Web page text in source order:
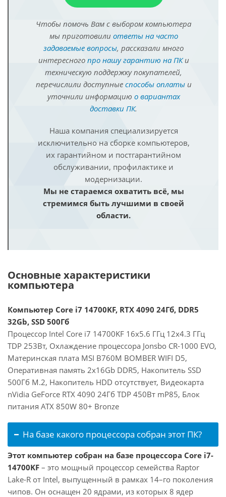
Чтобы помочь Вам с выбором компьютера
мы приготовили ответы на часто
задаваемые вопросы, рассказали много
интересного про нашу гарантию на ПКи
техническую поддержку покупателей,
перечислили доступные способы оплатыи
уточнили информацию о вариантах
доставки ПК.
Наша компания специализируется
исключительно на сборке компьютеров,
их гарантийном и постгарантийном
обслуживании, профилактике и
модернизации.
Мы не стараемся охватить всё, мы
стремимся быть лучшими в своей
области.
Основные характеристики
компьютера
Компьютер Core i7 14700KF, RTX 4090 24Гб, DDR5
32Gb, SSD 500Гб
Процессор Intel Core i7 14700KF 16x5.6 ГГц 12x4.3 ГГц
TDP 253Вт, Охлаждение процессора Jonsbo CR-1000 EVO,
Материнская плата MSI B760M BOMBER WIFI D5,
Оперативная память 2x16Gb DDR5, Накопитель SSD
500Гб M.2, Накопитель HDD отсутствует, Видеокарта
nVidia GeForce RTX 4090 24Гб TDP 450Вт mP85, Блок
питания ATX 850W 80+ Bronze
На базе какого процессора собран этот ПК?
Этот компьютер собран на базе процессора Core i7-
14700KF – это мощный процессор семейства Raptor
Lake-R от Intel, выпущенный в рамках 14–го поколения
чипов. Он оснащен 20 ядрами, из которых 8 ядер